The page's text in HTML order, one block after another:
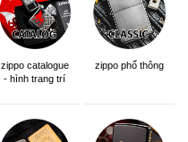
zippo catalogue
- hình trang trí
zippo phổ thông